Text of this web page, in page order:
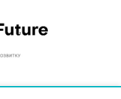
Future